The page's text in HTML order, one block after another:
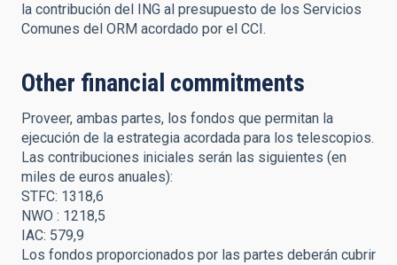
la contribución del ING al presupuesto de los Servicios
Comunes del ORM acordado por el CCI.
Other financial commitments
Proveer, ambas partes, los fondos que permitan la
ejecución de la estrategia acordada para los telescopios.
Las contribuciones iniciales serán las siguientes (en
miles de euros anuales):
STFC: 1318,6
NWO : 1218,5
IAC: 579,9
Los fondos proporcionados por las partes deberán cubrir